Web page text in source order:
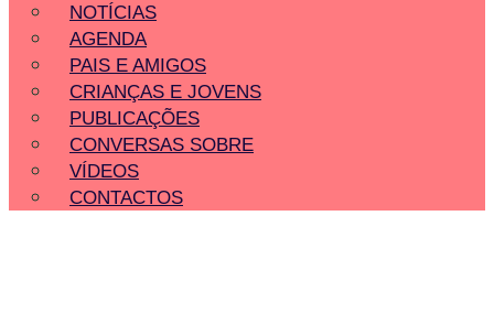
NOTÍCIAS
AGENDA
PAIS E AMIGOS
CRIANÇAS E JOVENS
PUBLICAÇÕES
CONVERSAS SOBRE
VÍDEOS
CONTACTOS